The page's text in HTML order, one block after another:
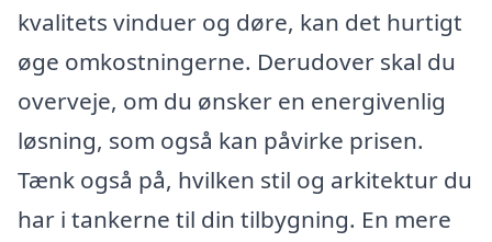
kvalitets vinduer og døre, kan det hurtigt
øge omkostningerne. Derudover skal du
overveje, om du ønsker en energivenlig
løsning, som også kan påvirke prisen.
Tænk også på, hvilken stil og arkitektur du
har i tankerne til din tilbygning. En mere